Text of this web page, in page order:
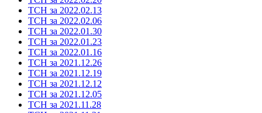
ТСН за 2022.02.13
ТСН за 2022.02.06
ТСН за 2022.01.30
ТСН за 2022.01.23
ТСН за 2022.01.16
ТСН за 2021.12.26
ТСН за 2021.12.19
ТСН за 2021.12.12
ТСН за 2021.12.05
ТСН за 2021.11.28